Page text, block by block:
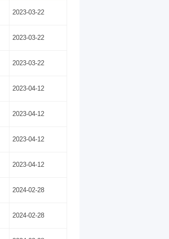
2023-03-22
2023-03-22
2023-03-22
2023-04-12
2023-04-12
2023-04-12
2023-04-12
2024-02-28
2024-02-28